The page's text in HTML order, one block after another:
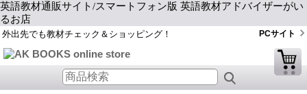
英語教材通販サイト/スマートフォン版 英語教材アドバイザーがい
るお店
外出先でも教材チェック＆ショッピング！ PCサイト